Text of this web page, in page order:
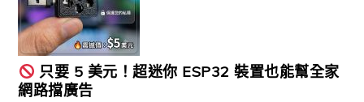
只要 5 美元！超迷你 ESP32 裝置也能幫全家
網路擋廣告